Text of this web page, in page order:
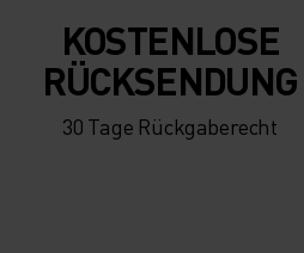
KOSTENLOSE
RÜCKSENDUNG
30 Tage Rückgaberecht